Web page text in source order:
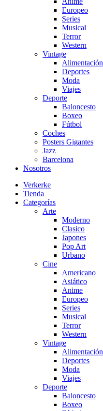
Europeo
Series
Musical
Terror
Western
Vintage
Alimentación
Deportes
Moda
Viajes
Deporte
Baloncesto
Boxeo
Fútbol
Coches
Posters Gigantes
Jazz
Barcelona
Nosotros
Verkerke
Tienda
Categorías
Arte
Moderno
Clasico
Japones
Pop Art
Urbano
Cine
Americano
Asiático
Anime
Europeo
Series
Musical
Terror
Western
Vintage
Alimentación
Deportes
Moda
Viajes
Deporte
Baloncesto
Boxeo